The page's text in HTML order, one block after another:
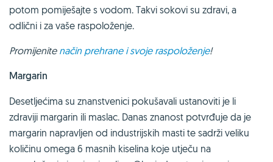
potom pomiješajte s vodom. Takvi sokovi su zdravi, a
odlični i za vaše raspoloženje.
Promijenite način prehrane i svoje raspoloženje!
Margarin
Desetljećima su znanstvenici pokušavali ustanoviti je li
zdraviji margarin ili maslac. Danas znanost potvrđuje da je
margarin napravljen od industrijskih masti te sadrži veliku
količinu omega 6 masnih kiselina koje utječu na